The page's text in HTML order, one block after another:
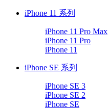
iPhone 11 系列
iPhone 11 Pro Max
iPhone 11 Pro
iPhone 11
iPhone SE 系列
iPhone SE 3
iPhone SE 2
iPhone SE